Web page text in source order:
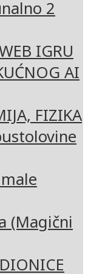
2
IGRU
AI
FIZIKA
(Magični